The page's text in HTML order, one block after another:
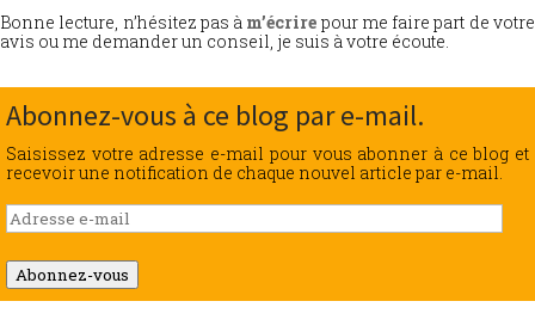
Bonne lecture, n’hésitez pas à m’écrire pour me faire part de votre
avis ou me demander un conseil, je suis à votre écoute.
Abonnez-vous à ce blog par e-mail.
Saisissez votre adresse e-mail pour vous abonner à ce blog et
recevoir une notification de chaque nouvel article par e-mail.
Adresse
e-
mail
Abonnez-vous